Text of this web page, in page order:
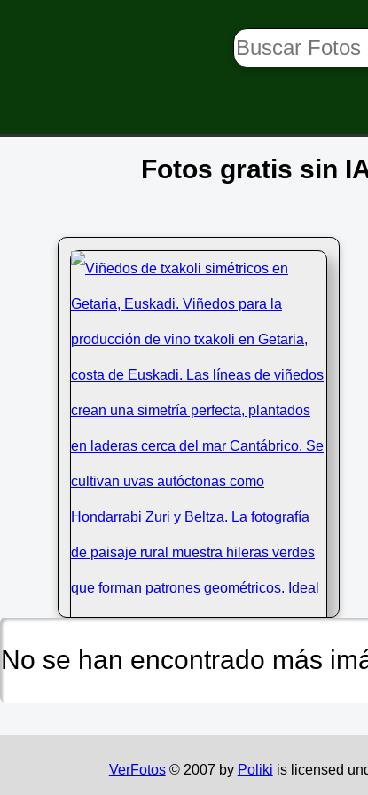
Fotos gratis sin
Viñedos de txakoli simétricos en
No se han encontrado más
VerFotos© 2007 by Poliki is licensed